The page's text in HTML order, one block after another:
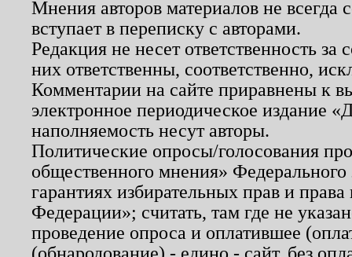
Мнения авторов материалов не
вступает в переписку с авторами.
Редакция не несет ответственность
них ответственны, соответственно,
Комментарии на сайте приравнены к
электронное периодическое издание
наполняемость несут авторы.
Политические опросы/голосования
общественного мнения»
гарантиях избирательных прав и
Федерации»; считать, там где не
проведение опроса и оплатившее
(обнародование) - едино - сайт, без